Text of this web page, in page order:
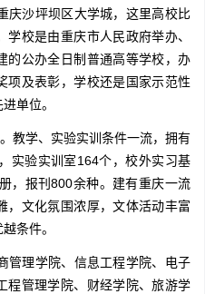
沙坪坝区大学城，这里高校比
校是由重庆市人民政府举办、
的公办全日制普通高等学校，办
项及表彰，学校还是国家示范性
单位。
教学、实验实训条件一流，拥有
实验实训室164个，校外实习基
，报刊800余种。建有重庆一流
，文化氛围浓厚，文体活动丰富
条件。
管理学院、信息工程学院、电子
程管理学院、财经学院、旅游学